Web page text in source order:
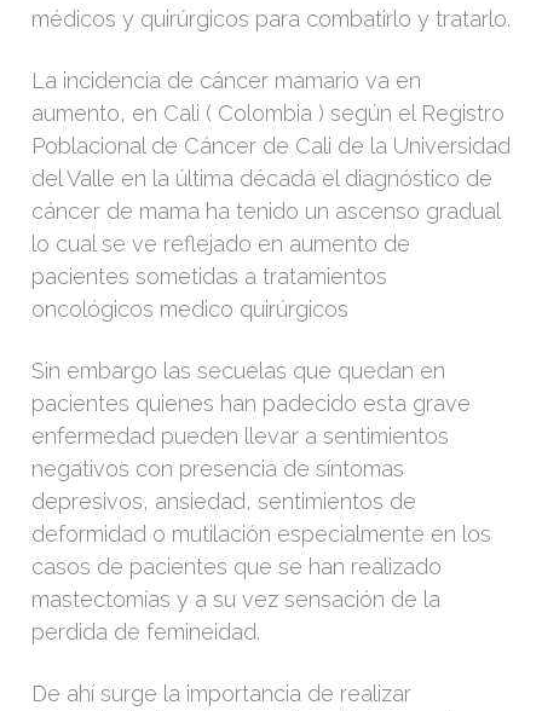
médicos y quirúrgicos para combatirlo y tratarlo.
La incidencia de cáncer mamario va en
aumento, en Cali ( Colombia ) según el Registro
Poblacional de Cáncer de Cali de la Universidad
del Valle en la última década el diagnóstico de
cáncer de mama ha tenido un ascenso gradual
lo cual se ve reflejado en aumento de
pacientes sometidas a tratamientos
oncológicos medico quirúrgicos
Sin embargo las secuelas que quedan en
pacientes quienes han padecido esta grave
enfermedad pueden llevar a sentimientos
negativos con presencia de síntomas
depresivos, ansiedad, sentimientos de
deformidad o mutilación especialmente en los
casos de pacientes que se han realizado
mastectomías y a su vez sensación de la
perdida de femineidad.
De ahí surge la importancia de realizar